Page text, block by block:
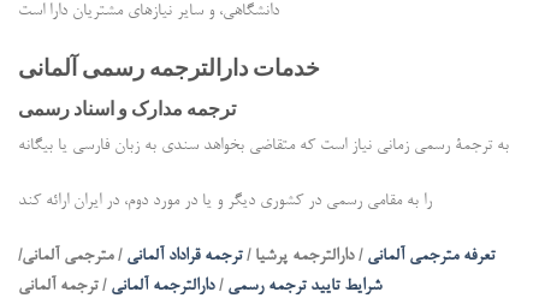
دانشگاهی، و سایر نیازهای مشتریان دارا است
خدمات دارالترجمه رسمی آلمانی
ترجمه مدارک و اسناد رسمی
به ترجمۀ رسمی زمانی نیاز است که متقاضی بخواهد سندی به زبان فارسی یا بیگانه
را به مقامی رسمی در کشوری دیگر و یا در مورد دوم، در ایران ارائه کند
تعرفه مترجمی آلمانی / دارالترجمه پرشیا /ترجمه قراداد آلمانی / مترجمی آلمانی/
شرایط تایید ترجمه رسمی /دارالترجمه آلمانی / ترجمه آلمانی